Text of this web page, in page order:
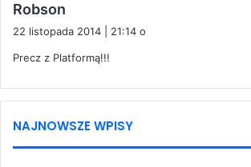
Robson
i
z
:
22 listopada 2014 | 21:14 o
Precz z Platformą!!!
NAJNOWSZE WPISY